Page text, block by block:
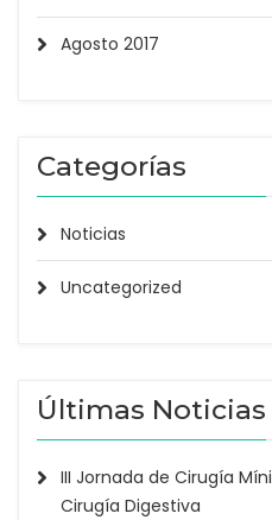
Agosto 2017
Categorías
Noticias
Uncategorized
Últimas Noticias
III Jornada de Cirugía
Cirugía Digestiva